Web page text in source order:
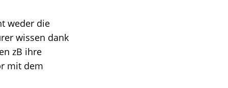
weder die
wissen dank
zB ihre
mit dem